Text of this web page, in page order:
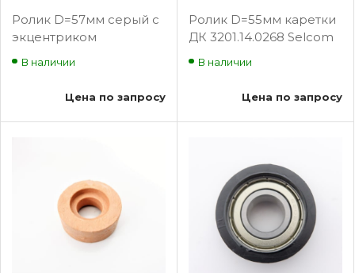
Ролик D=57мм серый с
экцентриком
В наличии
Цена по запросу
Ролик D=55мм каретки
ДК 3201.14.0268 Selcom
В наличии
Цена по запросу